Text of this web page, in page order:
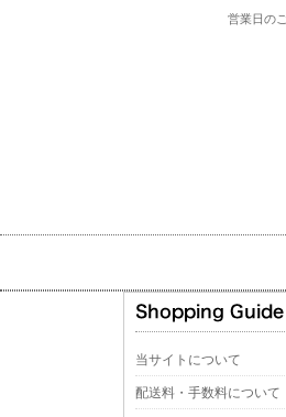
営業日の
当サイトについて
配送料・手数料について